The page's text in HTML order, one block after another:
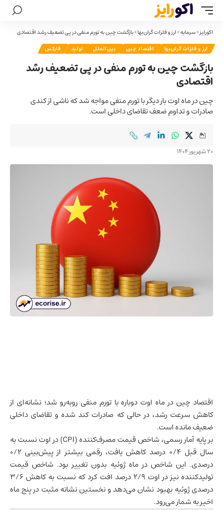
اکورایز>سرمایه>ارز و فلزات گران‌بها>بازگشت چین به تورم منفی در پی تضعیف رشد اقتصادی
ارز و فلزات گران‌بها اقتصاد چین بین‌الملل تولید فارکس
بازگشت چین به تورم منفی در پی تضعیف رشد
اقتصادی
چین در ماه اوت بار دیگر با تورم منفی مواجه شد که ناشی از کندی
صادرات و تداوم ضعف تقاضای داخلی است.
20 شهریور 1404
اقتصاد چیندر ماه اوت دوباره با تورم منفی روبه‌رو شد؛ نشانه‌ای از
کاهش سرعت رشد، در حالی که صادرات کند شده و تقاضای داخلی
ضعیف مانده است.
بر پایه آمار رسمی، شاخص قیمت مصرف‌کننده (CPI) در اوت نسبت به
سال قبل ۰/۴ درصد کاهش یافت، رقمی بیشتر از پیش‌بینی ۰/۲
درصدی. این شاخص در ماه ژوئیه بدون تغییر بود. شاخص قیمت
تولیدکننده نیز در اوت ۲/۹ درصد افت کرد که نسبت به کاهش ۳/۶
درصدی ژوئیه بهبود نشان می‌دهد و نخستین نشانه مثبت در پنج ماه
اخیر به شمار می‌رود.